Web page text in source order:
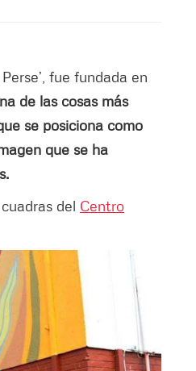
fue fundada en
de las cosas más
se posiciona como
que se ha
del Centro